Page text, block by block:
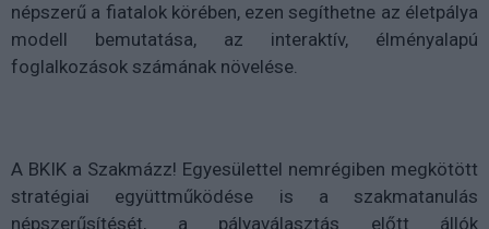
népszerű a fiatalok körében, ezen segíthetne az életpálya
modell bemutatása, az interaktív, élményalapú
foglalkozások számának növelése.
A BKIK a Szakmázz! Egyesülettel nemrégiben megkötött
stratégiai együttműködése is a szakmatanulás
népszerűsítését, a pályaválasztás előtt állók